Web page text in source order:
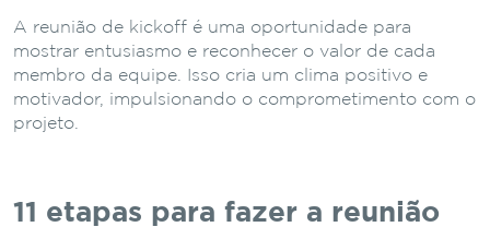
A reunião de kickoff é uma oportunidade para
mostrar entusiasmo e reconhecer o valor de cada
membro da equipe. Isso cria um clima positivo e
motivador, impulsionando o comprometimento com o
projeto.
11 etapas para fazer a reunião